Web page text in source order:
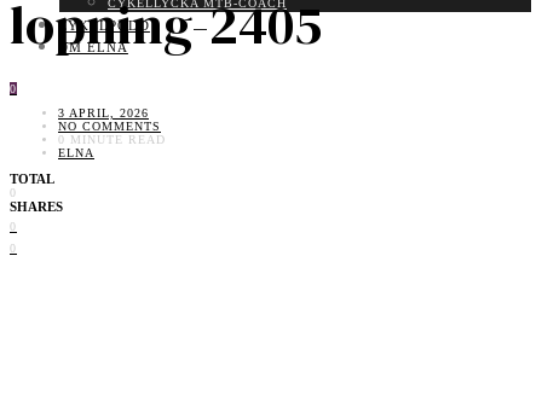
CYKELLYCKA MTB-COACH
CYKELPODD
OM ELNA
0
lopning-2405
3 APRIL, 2026
NO COMMENTS
0 MINUTE READ
ELNA
TOTAL
0
SHARES
0
0